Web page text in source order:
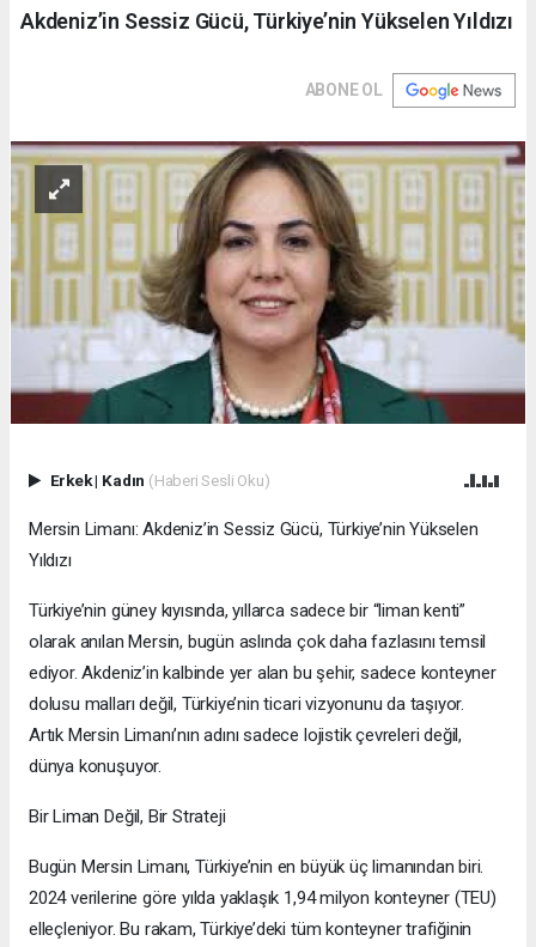
Akdeniz’in Sessiz Gücü, Türkiye’nin Yükselen Yıldızı
ABONE OL
Erkek| Kadın (Haberi Sesli Oku)
Mersin Limanı: Akdeniz’in Sessiz Gücü, Türkiye’nin Yükselen
Yıldızı
Türkiye’nin güney kıyısında, yıllarca sadece bir “liman kenti”
olarak anılan Mersin, bugün aslında çok daha fazlasını temsil
ediyor. Akdeniz’in kalbinde yer alan bu şehir, sadece konteyner
dolusu malları değil, Türkiye’nin ticari vizyonunu da taşıyor.
Artık Mersin Limanı’nın adını sadece lojistik çevreleri değil,
dünya konuşuyor.
Bir Liman Değil, Bir Strateji
Bugün Mersin Limanı, Türkiye’nin en büyük üç limanından biri.
2024 verilerine göre yılda yaklaşık 1,94 milyon konteyner (TEU)
elleçleniyor. Bu rakam, Türkiye’deki tüm konteyner trafiğinin